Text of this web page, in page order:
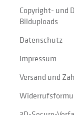
Copyright- und
Bilduploads
Datenschutz
Impressum
Versand und